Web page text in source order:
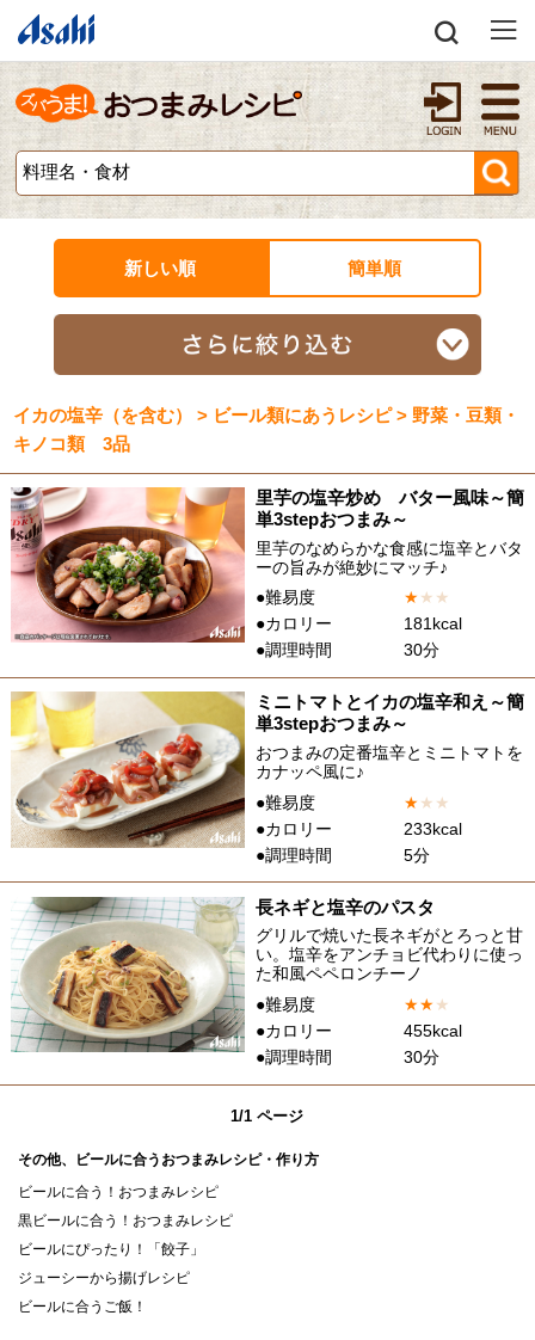
新しい順 簡単順
イカの塩辛（を含む） > ビール類にあうレシピ > 野菜・豆類・
キノコ類 3品
里芋の塩辛炒め バター風味～簡
単3stepおつまみ～
里芋のなめらかな食感に塩辛とバタ
ーの旨みが絶妙にマッチ♪
●難易度
★★ ★
●カロリー
181kcal
●調理時間
30分
ミニトマトとイカの塩辛和え～簡
単3stepおつまみ～
おつまみの定番塩辛とミニトマトを
カナッペ風に♪
●難易度
★★ ★
●カロリー
233kcal
●調理時間
5分
長ネギと塩辛のパスタ
グリルで焼いた長ネギがとろっと甘
い。塩辛をアンチョビ代わりに使っ
た和風ペペロンチーノ
●難易度
★★★
●カロリー
455kcal
●調理時間
30分
1/1 ページ
その他、ビールに合うおつまみレシピ・作り方
ビールに合う！おつまみレシピ
黒ビールに合う！おつまみレシピ
ビールにぴったり！「餃子」
ジューシーから揚げレシピ
ビールに合うご飯！